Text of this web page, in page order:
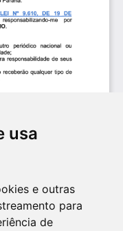
usa
e outras
para
de